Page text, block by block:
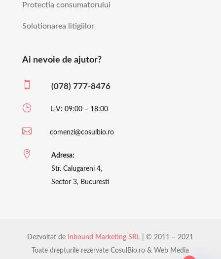
Protectia consumatorului
Solutionarea litigiilor
Ai nevoie de ajutor?
 (078) 777-8476
} L-V: 09:00 – 18:00
 comenzi@cosulbio.ro

Adresa:
Str. Calugareni 4,
Sector 3, Bucuresti
Dezvoltat de Inbound Marketing SRL | © 2011 – 2021
Toate drepturile rezervate CosulBio.ro & Web Media